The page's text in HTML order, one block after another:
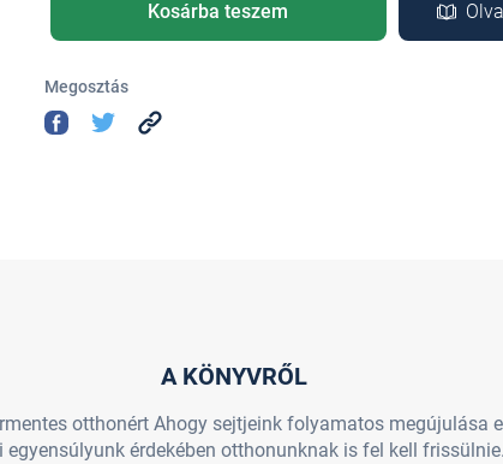
Kosárba teszem
Megosztás
A KÖNYVRŐL
otthonért Ahogy sejtjeink folyamatos megújulása
egyensúlyunk érdekében otthonunknak is fel kell